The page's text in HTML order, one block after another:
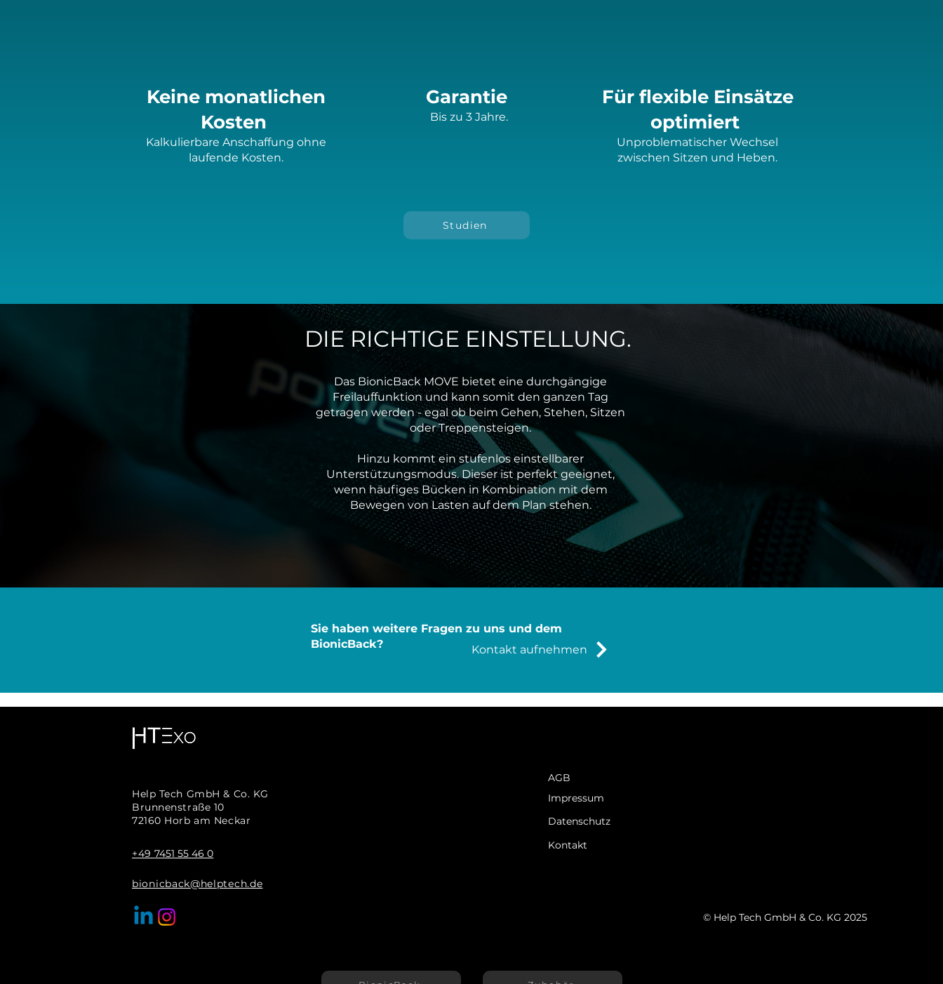
Keine monatlichen
Kosten
Kalkulierbare Anschaffung ohne
laufende Kosten.
Garantie
Bis zu 3 Jahre.
Für flexible Einsätze
optimiert
Unproblematischer Wechsel
zwischen Sitzen und Heben.
Studien
DIE RICHTIGE EINSTELLUNG.
Das BionicBack MOVE bietet eine durchgängige
Freilauffunktion und kann somit den ganzen Tag
getragen werden - egal ob beim Gehen, Stehen, Sitzen
oder Treppensteigen.
Hinzu kommt ein stufenlos einstellbarer
Unterstützungsmodus. Dieser ist perfekt geeignet,
wenn häufiges Bücken in Kombination mit dem
Bewegen von Lasten auf dem Plan stehen.
Sie haben weitere Fragen zu uns und dem
BionicBack?
Kontakt aufnehmen
Help Tech GmbH & Co. KG
Brunnenstraße 10
72160 Horb am Neckar
+497451 55 46 0
bionicback@helptech.de
AGB
Impressum
Datenschutz
Kontakt
© Help Tech GmbH & Co. KG 2025